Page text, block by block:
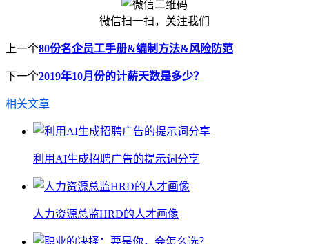
微信扫一扫，关注我们
上一个80份名企员工手册&编制方法&风险防范
下一个2019年10月份的计薪天数是多少？
相关文章
利用AI生成招聘广告的提示词分享
人力资源总监HRD的人才画像